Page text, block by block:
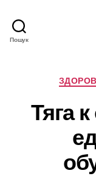
Пошук
Тяга